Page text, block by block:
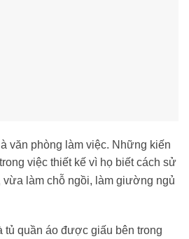
văn phòng làm việc. Những kiến
việc thiết kế vì họ biết cách sử
làm chỗ ngồi, làm giường ngủ
quần áo được giấu bên trong